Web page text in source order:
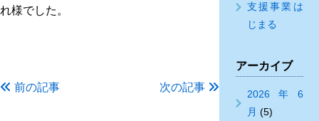
れ様でした。
前の記事 次の記事
支援事業は
じまる
アーカイブ
2026年6
月 (5)